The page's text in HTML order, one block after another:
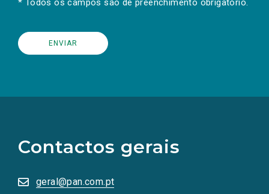
* Todos os campos são de preenchimento obrigatório.
Contactos gerais
geral@pan.com.pt
redes
sociais
numa
nova